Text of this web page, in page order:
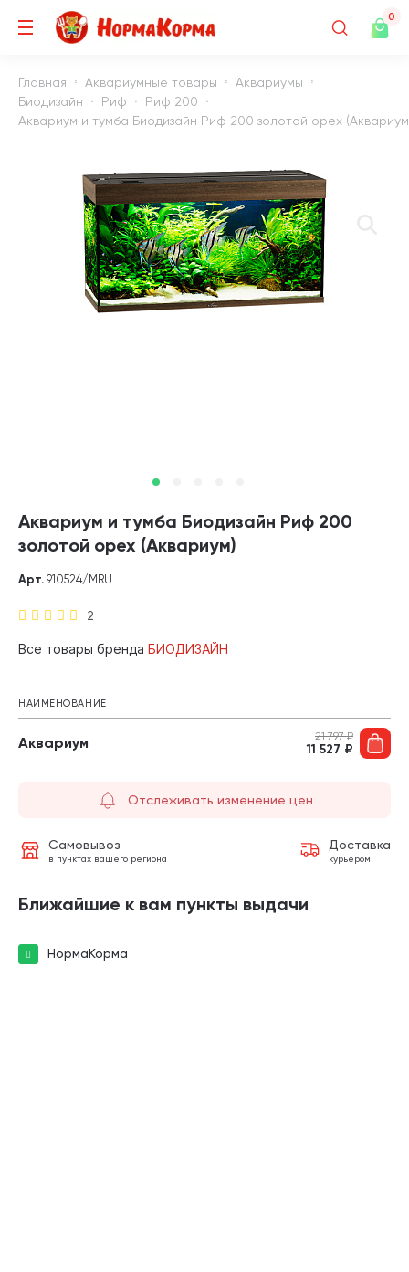
0
Главная Аквариумные товары
Аквариумы
Биодизайн
Риф
Риф 200
Аквариум и тумба Биодизайн Риф 200 золотой орех
Аквариум и тумба Биодизайн Риф 200
золотой орех (Аквариум)
2
Арт. 910524/MRU
Все товары бренда БИОДИЗАЙН
НАИМЕНОВАНИЕ
Аквариум 21 797₽
11 527 ₽
Отслеживать изменение цен
Самовывоз
в пунктах вашего региона
Доставка
курьером
Ближайшие к вам пункты выдачи
НормаКорма